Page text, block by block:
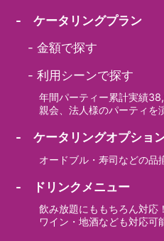
- ケータリングプラン
-金額で探す
-利用シーンで探す
年間パーティー累計実績
親会、法人様のパーティを
- ケータリングオプショ
オードブル・寿司などの品
- ドリンクメニュー
飲み放題にももちろん対応！
ワイン・地酒なども対応可